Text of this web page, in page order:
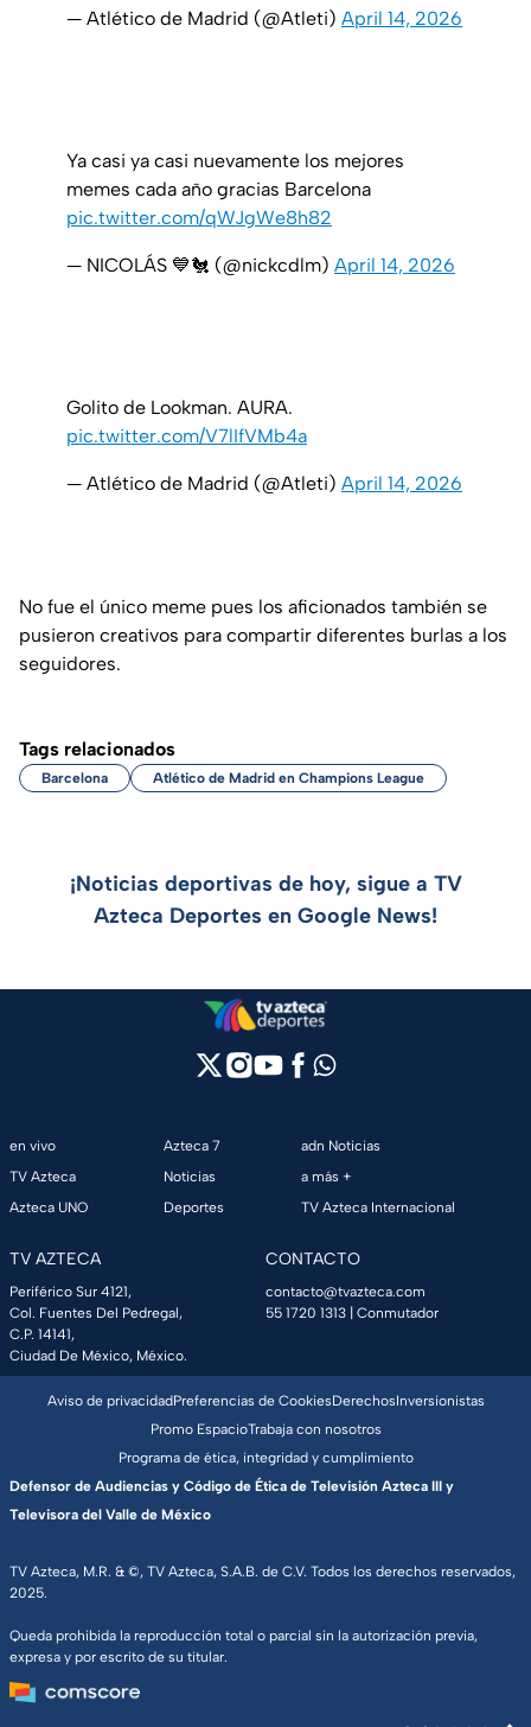
— Atlético de Madrid (@Atleti) April 14, 2026
Ya casi ya casi nuevamente los mejores
memes cada año gracias Barcelona
pic.twitter.com/qWJgWe8h82
— NICOLÁS 💙🐔 (@nickcdlm) April 14, 2026
Golito de Lookman. AURA.
pic.twitter.com/V7lIfVMb4a
— Atlético de Madrid (@Atleti) April 14, 2026
No fue el único meme pues los aficionados también se
pusieron creativos para compartir diferentes burlas a los
seguidores.
Tags relacionados
Barcelona Atlético de Madrid en Champions League
¡Noticias deportivas de hoy, sigue a TV
Azteca Deportes en Google News!
en vivo
TV Azteca
Azteca UNO
Azteca 7
Noticias
Deportes
adn Noticias
a más +
TV Azteca Internacional
TV AZTECA
Periférico Sur 4121,
Col. Fuentes Del Pedregal,
C.P. 14141,
Ciudad De México, México.
CONTACTO
contacto@tvazteca.com
55 1720 1313 | Conmutador
TV Azteca, M.R. & ©, TV Azteca, S.A.B. de C.V. Todos los derechos reservados,
2025.
Queda prohibida la reproducción total o parcial sin la autorización previa,
expresa y por escrito de su titular.
Aviso de privacidadPreferencias de CookiesDerechosInversionistas
Promo EspacioTrabaja con nosotros
Programa de ética, integridad y cumplimiento
Defensor de Audiencias y Código de Ética de Televisión Azteca III y
Televisora del Valle de México